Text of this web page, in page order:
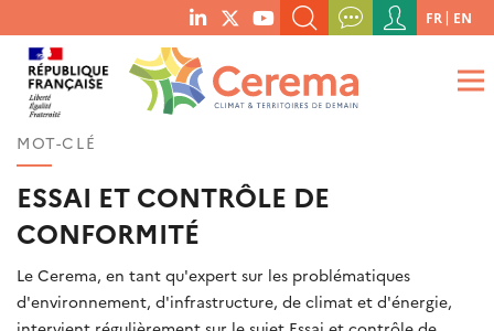
menu
social
links
RECHERCHER UN MOT-CLÉ, UNE PUBLICATION, ETC.
QUE RECHERCHEZ-VOUS ?
Menu
du
compte
de
FR EN
MOT-CLÉ
ESSAI ET CONTRÔLE DE
CONFORMITÉ
Le Cerema, en tant qu'expert sur les problématiques
d'environnement, d'infrastructure, de climat et d'énergie,